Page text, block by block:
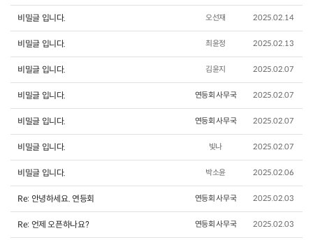
비밀글 입니다. 오선재 2025.02.14
비밀글 입니다. 최윤정 2025.02.13
비밀글 입니다. 김윤지 2025.02.07
비밀글 입니다. 연등회 사무국 2025.02.07
비밀글 입니다. 연등회 사무국 2025.02.07
비밀글 입니다. 빛나 2025.02.07
비밀글 입니다. 박소윤 2025.02.06
Re: 안녕하세요. 연등회 연등회 사무국 2025.02.03
Re: 언제 오픈하나요? 연등회 사무국 2025.02.03